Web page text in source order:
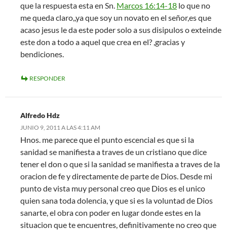
que la respuesta esta en Sn. Marcos 16:14-18 lo que no
me queda claro,,ya que soy un novato en el señor,es que
acaso jesus le da este poder solo a sus disipulos o exteinde
este don a todo a aquel que crea en el? ,gracias y
bendiciones.
RESPONDER
Alfredo Hdz
JUNIO 9, 2011 A LAS 4:11 AM
Hnos. me parece que el punto escencial es que si la
sanidad se manifiesta a traves de un cristiano que dice
tener el don o que si la sanidad se manifiesta a traves de la
oracion de fe y directamente de parte de Dios. Desde mi
punto de vista muy personal creo que Dios es el unico
quien sana toda dolencia, y que si es la voluntad de Dios
sanarte, el obra con poder en lugar donde estes en la
situacion que te encuentres, definitivamente no creo que